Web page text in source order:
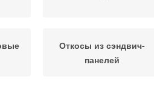
Откосы из сэндвич-
панелей